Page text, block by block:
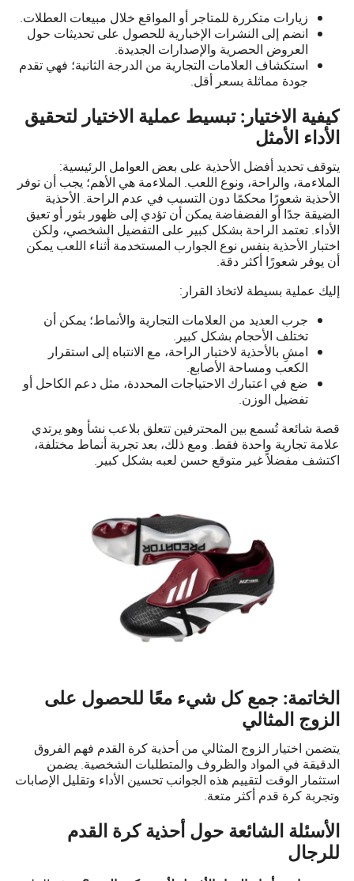
زيارات متكررة للمتاجر أو المواقع خلال مبيعات العطلات.
انضم إلى النشرات الإخبارية للحصول على تحديثات حول
العروض الحصرية والإصدارات الجديدة.
استكشاف العلامات التجارية من الدرجة الثانية؛ فهي تقدم
جودة مماثلة بسعر أقل.
كيفية الاختيار: تبسيط عملية الاختيار لتحقيق
الأداء الأمثل
يتوقف تحديد أفضل الأحذية على بعض العوامل الرئيسية:
الملاءمة، والراحة، ونوع اللعب. الملاءمة هي الأهم؛ يجب أن توفر
الأحذية شعورًا محكمًا دون التسبب في عدم الراحة. الأحذية
الضيقة جدًا أو الفضفاضة يمكن أن تؤدي إلى ظهور بثور أو تعيق
الأداء. تعتمد الراحة بشكل كبير على التفضيل الشخصي، ولكن
اختبار الأحذية بنفس نوع الجوارب المستخدمة أثناء اللعب يمكن
أن يوفر شعورًا أكثر دقة.
إليك عملية بسيطة لاتخاذ القرار:
جرب العديد من العلامات التجارية والأنماط؛ يمكن أن
تختلف الأحجام بشكل كبير.
امشِ بالأحذية لاختبار الراحة، مع الانتباه إلى استقرار
الكعب ومساحة الأصابع.
ضع في اعتبارك الاحتياجات المحددة، مثل دعم الكاحل أو
تفضيل الوزن.
قصة شائعة تُسمع بين المحترفين تتعلق بلاعب نشأ وهو يرتدي
علامة تجارية واحدة فقط. ومع ذلك، بعد تجربة أنماط مختلفة،
اكتشف مفضلاً غير متوقع حسن لعبه بشكل كبير.
الخاتمة: جمع كل شيء معًا للحصول على
الزوج المثالي
يتضمن اختيار الزوج المثالي من أحذية كرة القدم فهم الفروق
الدقيقة في المواد والظروف والمتطلبات الشخصية. يضمن
استثمار الوقت لتقييم هذه الجوانب تحسين الأداء وتقليل الإصابات
وتجربة كرة قدم أكثر متعة.
الأسئلة الشائعة حول أحذية كرة القدم
للرجال